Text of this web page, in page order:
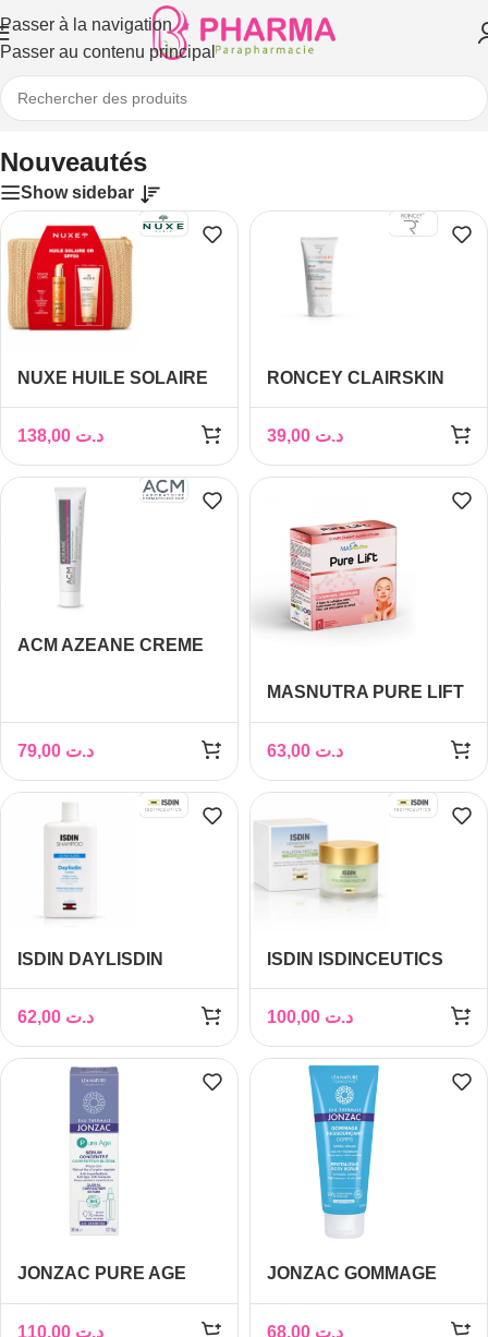
Passer à la navigation
Passer au contenu principal
Accueil/Nouveautés
Nouveautés
Show sidebar
NUXE HUILE SOLAIRE
CORPS SUBLIMATEUR
200ML
(OFFERT)+TROUSSE
(OFFERT)
د.ت
RONCEY CLAIRSKIN
TACHES 50ML
د.ت
ACM AZEANE CREME
د.ت
MASNUTRA PURE LIFT
د.ت
ISDIN DAYLISDIN
DOUX USAGE
FREQUENT 400 ML
د.ت
ISDIN ISDINCEUTICS
A BASE D’ACIDE
HYALURONIQUE
PEAUX MIXTES A
GRASSES 50G
د.ت
JONZAC PURE AGE
30ML
د.ت
JONZAC GOMMAGE
د.ت